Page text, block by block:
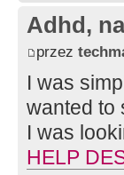
Adhd,
przez
I was
wanted to
I was
HELP